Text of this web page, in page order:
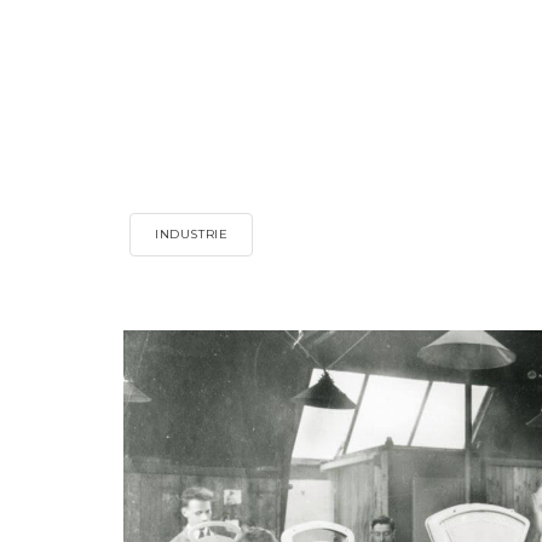
INDUSTRIE